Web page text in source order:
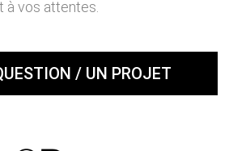
à vos attentes.
/ UN PROJET